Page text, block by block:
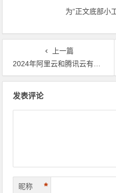
为“正文底部小
上一篇
2024年阿里云和腾讯云有哪些便宜的云服务器？价格是多少？代金券优惠券领取
发表评论
昵称 *